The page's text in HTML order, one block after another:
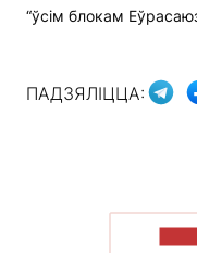
“ўсім блокам
ПАДЗЯЛІЦЦА: